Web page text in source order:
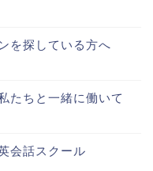
を探している方へ
たちと一緒に働いて
会話スクール